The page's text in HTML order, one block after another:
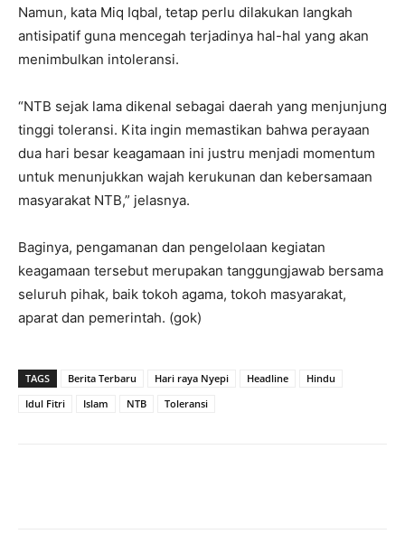
Namun, kata Miq Iqbal, tetap perlu dilakukan langkah
antisipatif guna mencegah terjadinya hal-hal yang akan
menimbulkan intoleransi.
“NTB sejak lama dikenal sebagai daerah yang menjunjung
tinggi toleransi. Kita ingin memastikan bahwa perayaan
dua hari besar keagamaan ini justru menjadi momentum
untuk menunjukkan wajah kerukunan dan kebersamaan
masyarakat NTB,” jelasnya.
Baginya, pengamanan dan pengelolaan kegiatan
keagamaan tersebut merupakan tanggungjawab bersama
seluruh pihak, baik tokoh agama, tokoh masyarakat,
aparat dan pemerintah. (gok)
TAGS Berita Terbaru Hari raya Nyepi Headline
Hindu
Idul Fitri
Islam NTB Toleransi